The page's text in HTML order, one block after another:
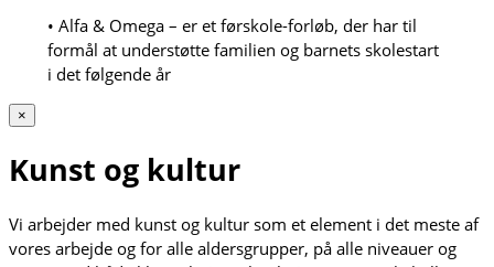
• Alfa & Omega – er et førskole-forløb, der har til
formål at understøtte familien og barnets skolestart
i det følgende år
×
Kunst og kultur
Vi arbejder med kunst og kultur som et element i det meste af
vores arbejde og for alle aldersgrupper, på alle niveauer og